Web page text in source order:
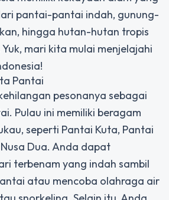
pantai-pantai indah, gunung-
hingga hutan-hutan tropis
mari kita mulai menjelajahi
Pantai
pesonanya sebagai
Pulau ini memiliki beragam
seperti Pantai Kuta, Pantai
Dua. Anda dapat
terbenam yang indah sambil
atau mencoba olahraga air